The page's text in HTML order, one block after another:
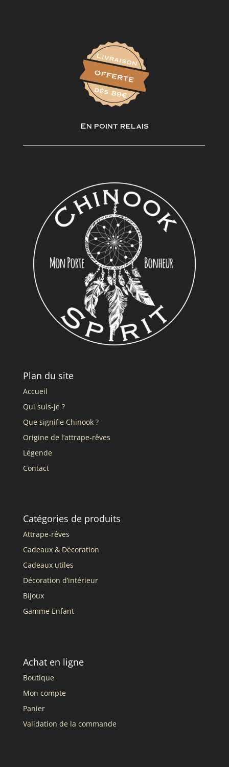
En point relais
Plan du site
Accueil
Qui suis-je ?
Que signifie Chinook ?
Origine de l’attrape-rêves
Légende
Contact
Catégories de produits
Attrape-rêves
Cadeaux & Décoration
Cadeaux utiles
Décoration d’intérieur
Bijoux
Gamme Enfant
Achat en ligne
Boutique
Mon compte
Panier
Validation de la commande